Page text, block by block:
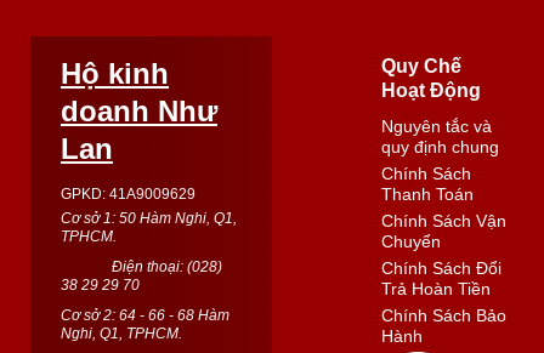
Hộ kinh
doanh Như
Lan
GPKD: 41A9009629
Cơ sở 1: 50 Hàm Nghi, Q1,
TPHCM.
Điện thoại: (028)
38 29 29 70
Cơ sở 2: 64 - 66 - 68 Hàm
Nghi, Q1, TPHCM.
Quy Chế
Hoạt Động
Nguyên tắc và
quy định chung
Chính Sách
Thanh Toán
Chính Sách Vận
Chuyển
Chính Sách Đổi
Trả Hoàn Tiền
Chính Sách Bảo
Hành